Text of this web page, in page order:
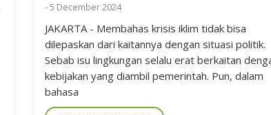
-5 December 2024
JAKARTA - Membahas krisis iklim tidak bisa
dilepaskan dari kaitannya dengan situasi politik.
Sebab isu lingkungan selalu erat berkaitan
kebijakan yang diambil pemerintah. Pun, dalam
bahasa